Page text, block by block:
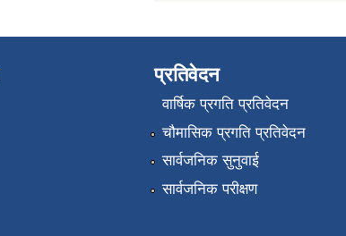
प्रतिवेदन
वार्षिक प्रगति प्रतिवेदन
चौमासिक प्रगति प्रतिवेदन
सार्वजनिक सुनुवाई
सार्वजनिक परीक्षण